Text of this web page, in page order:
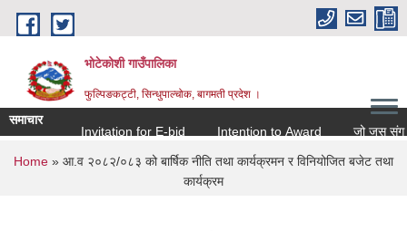
Skip to main content
भोटेकोशी गाउँपालिका
फुल्पिङकट्टी, सिन्धुपाल्चोक, बागमती प्रदेश ।
समाचार
Invitation for E-bid
Intention to Award जो जस संग
You are here
Home » आ.व २०८२/०८३ को बार्षिक नीति तथा कार्यक्रमन र विनियोजित बजेट तथा
कार्यक्रम